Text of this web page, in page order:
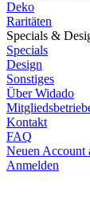
Deko
Raritäten
Specials &
Specials
Design
Sonstiges
Über Widado
Kontakt
FAQ
Neuen Account
Anmelden